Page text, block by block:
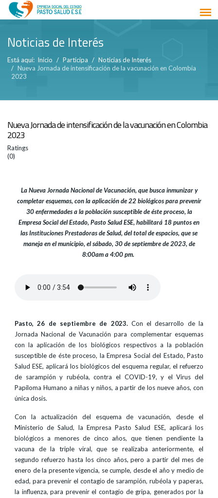
Noticias de Interés
Está aquí: Inicio Participa
Noticias de Interés
Nueva Jornada de intensificación de la vacunación en Colombia
2023
Nueva Jornada de intensificación de la vacunación en Colombia
2023
Ratings
(0)
La Nueva Jornada Nacional de Vacunación, que busca inmunizar y
completar esquemas, con la aplicación de 22 biológicos para prevenir
30 enfermedades a la población susceptible de éste proceso, la
Empresa Social del Estado, Pasto Salud ESE, habilitará 18 puntos en
las Instituciones Prestadoras de Salud, del total de espacios, que se
maneja en el municipio, el sábado, 30 de septiembre de 2023, de
8:00am a 4:00 pm.
Pasto, 26 de septiembre de 2023.Con el desarrollo de la
Jornada Nacional de Vacunación para complementar esquemas
con la aplicación de los biológicos respectivos a la población
susceptible de éste proceso, la Empresa Social del Estado, Pasto
Salud ESE, aplicará los biológicos del esquema regular, el refuerzo
de sarampión y rubéola, contra el COVID-19, y el Virus del
Papiloma Humano a niñas y niños, a partir de los nueve años, con
única dosis.
Con la actualización del esquema de vacunación, desde el
Ministerio de Salud, la Empresa Pasto Salud ESE, aplicará los
biológicos a menores de cinco años, que tienen pendiente la
vacuna de la triple viral, que se realizaba anteriormente, el
segundo refuerzo hasta los cinco años, pero a partir del mes de
enero de la presente vigencia, se cumple, desde el año y medio de
edad, para prevenir el contagio de sarampión, rubéola y paperas,
la influenza, para prevenir el contagio de gripa, generados por la